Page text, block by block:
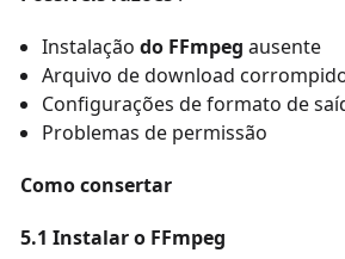
Instalação do FFmpeg ausente
Arquivo de download
Configurações de formato de
Problemas de permissão
Como consertar
5.1 Instalar o FFmpeg